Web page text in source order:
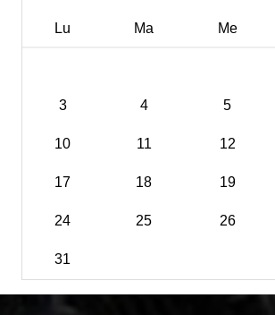
Lu Ma Me
3 4 5
10 11 12
17 18 19
24 25 26
31